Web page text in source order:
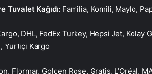
Tuvalet Kağıdı: Familia, Komili, Maylo,
DHL, FedEx Turkey, Hepsi Jet, Kolay
Yurtiçi Kargo
Flormar, Golden Rose, Gratis, L’Oréal,